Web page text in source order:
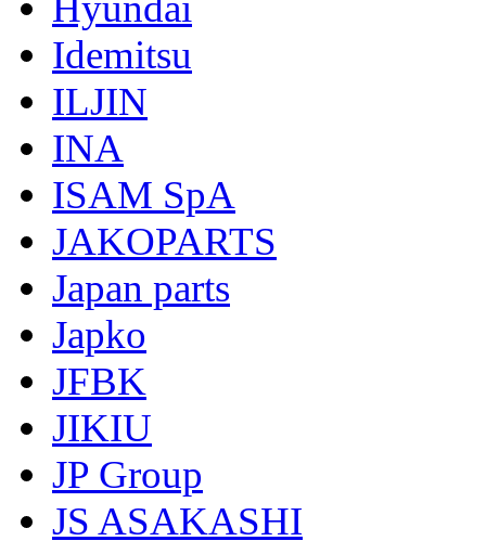
Idemitsu
ILJIN
INA
ISAM SpA
JAKOPARTS
Japan parts
Japko
JFBK
JIKIU
JP Group
JS ASAKASHI